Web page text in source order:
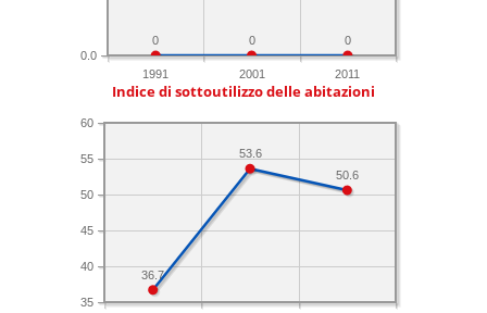
1991 2001 2011
0.0
0
0
0
Indice di sottoutilizzo delle abitazioni
35
40
45
50
55
60
50.6
53.6
36.7